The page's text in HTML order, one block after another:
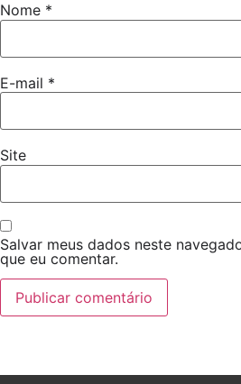
Nome *
E-mail *
Site
Salvar meus dados neste
que eu comentar.